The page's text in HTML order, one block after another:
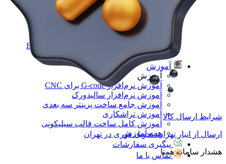
آموزش CNC
همه آموزش و اطلاعات تکمیلی
اخبار
نمایندگی پرینتر ۳ بعدی Bambu Lab
Bambu Lab 3D Printer Official Distributor
همه مقالات
آموزش
آموزش
آموزش نرم‌افزار G-code برای CNC
آموزش نرم‌افزار سالیدورک
آموزش جامع ساخت پرینتر سه بعدی
آموزش تراشکاری
آموزش کامل ساخت قالب سیلیکونی
همه آموزش
پیگیری سفارشات
تماس با ما
شرایط ارسال کالا
ارسال از انبار تهران: تحویل فوری در تهران
هشدار سامانه همتا